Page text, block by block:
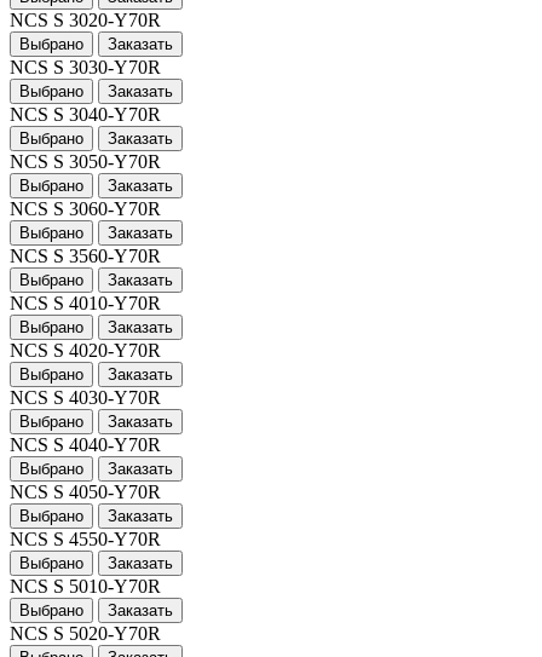
NCS S 3020-Y70R
Выбрано Заказать
NCS S 3030-Y70R
Выбрано Заказать
NCS S 3040-Y70R
Выбрано Заказать
NCS S 3050-Y70R
Выбрано Заказать
NCS S 3060-Y70R
Выбрано Заказать
NCS S 3560-Y70R
Выбрано Заказать
NCS S 4010-Y70R
Выбрано Заказать
NCS S 4020-Y70R
Выбрано Заказать
NCS S 4030-Y70R
Выбрано Заказать
NCS S 4040-Y70R
Выбрано Заказать
NCS S 4050-Y70R
Выбрано Заказать
NCS S 4550-Y70R
Выбрано Заказать
NCS S 5010-Y70R
Выбрано Заказать
NCS S 5020-Y70R